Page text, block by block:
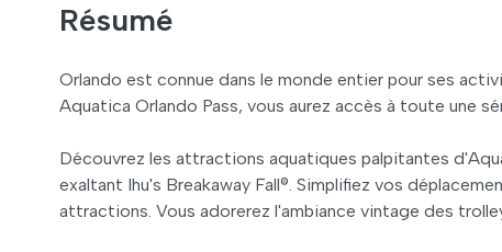
Résumé
Orlando est connue dans le monde entier pour ses
Aquatica Orlando Pass, vous aurez accès à toute une
Découvrez les attractions aquatiques palpitantes
exaltant Ihu's Breakaway Fall®. Simplifiez vos
attractions. Vous adorerez l'ambiance vintage des